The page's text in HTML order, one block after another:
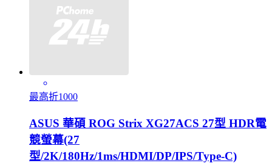
最高折1000
ASUS 華碩 ROG Strix XG27ACS 27型 HDR電
競螢幕(27
型/2K/180Hz/1ms/HDMI/DP/IPS/Type-C)